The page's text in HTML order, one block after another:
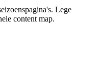
Lege
content map.